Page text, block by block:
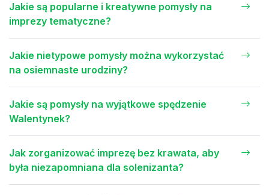
Jakie są popularne i kreatywne pomysły na
imprezy tematyczne?
Jakie nietypowe pomysły można wykorzystać
na osiemnaste urodziny?
Jakie są pomysły na wyjątkowe spędzenie
Walentynek?
Jak zorganizować imprezę bez krawata, aby
była niezapomniana dla solenizanta?